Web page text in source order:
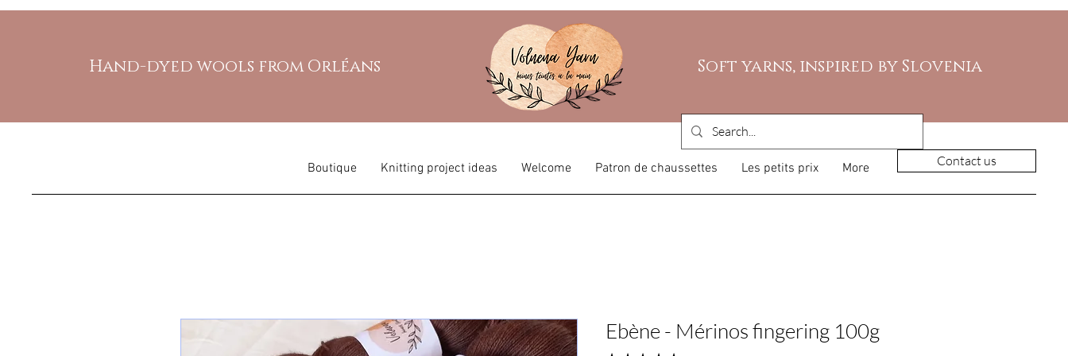
Hand-dyed wools from Orléans Soft yarns, inspired by Slovenia
Boutique Knitting project ideas Welcome Patron de chaussettes Les petits prix More Contact us
Ebène - Mérinos fingering 100g